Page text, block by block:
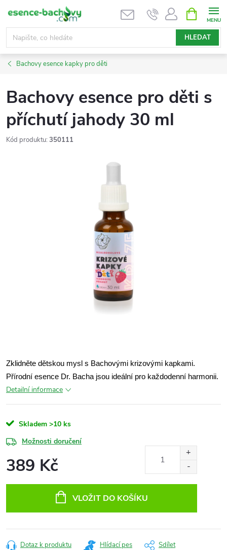
obsah
HLEDAT
NÁKUPNÍ
KOŠÍK
Bachovy esence kapky pro děti
Bachovy esence pro děti s
příchutí jahody 30 ml
Kód produktu: 350111
Zklidněte dětskou mysl s Bachovými krizovými kapkami.
Přírodní esence Dr. Bacha jsou ideální pro každodenní harmonii.
Detailní informace
Skladem >10 ks
Možnosti doručení
389 Kč
VLOŽIT DO KOŠÍKU
Dotaz k produktu Hlídací pes Sdílet